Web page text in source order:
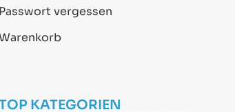
Passwort vergessen
KATEGORIEN